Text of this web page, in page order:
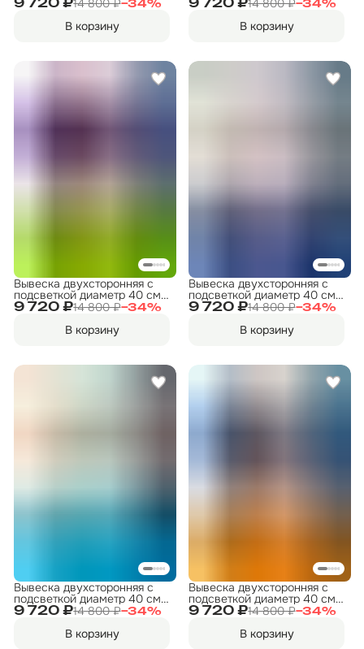
9 720 ₽14 800 ₽−34%
В корзину
9 720 ₽14 800 ₽−34%
В корзину
9 720 ₽14 800 ₽−34%
Вывеска двухсторонняя с
подсветкой диаметр 40 см.
"ФИТНЕС" 7
В корзину
9 720 ₽14 800 ₽−34%
Вывеска двухсторонняя с
подсветкой диаметр 40 см.
"ФИТНЕС" 10
В корзину
9 720 ₽14 800 ₽−34%
Вывеска двухсторонняя с
подсветкой диаметр 40 см.
"ФИТНЕС" 8
В корзину
9 720 ₽14 800 ₽−34%
Вывеска двухсторонняя с
подсветкой диаметр 40 см.
"ФИТНЕС" 4
В корзину